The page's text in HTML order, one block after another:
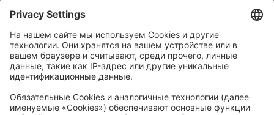
Политика конфиденциальности
Общие условия заключения сделки
Общие условия приобретения
Code of Conduct
Accessibility Statement